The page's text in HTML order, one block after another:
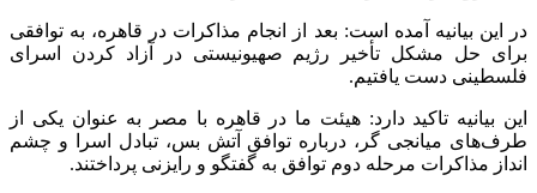
در این بیانیه آمده است: بعد از انجام مذاکرات در قاهره، به توافقی
برای حل مشکل تأخیر رژیم صهیونیستی در آزاد کردن اسرای
فلسطینی دست یافتیم.
این بیانیه تاکید دارد: هیئت ما در قاهره با مصر به عنوان یکی از
طرف‌های میانجی گر ، درباره توافق آتش بس، تبادل اسرا و چشم
انداز مذاکرات مرحله دوم توافق به گفتگو و رایزنی پرداختند.